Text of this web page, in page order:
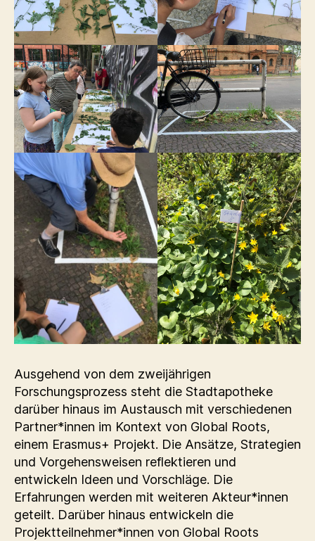
Ausgehend von dem zweijährigen
Forschungsprozess steht die Stadtapotheke
darüber hinaus im Austausch mit verschiedenen
Partner*innen im Kontext von Global Roots,
einem Erasmus+ Projekt. Die Ansätze, Strategien
und Vorgehensweisen reflektieren und
entwickeln Ideen und Vorschläge. Die
Erfahrungen werden mit weiteren Akteur*innen
geteilt. Darüber hinaus entwickeln die
Projektteilnehmer*innen von Global Roots